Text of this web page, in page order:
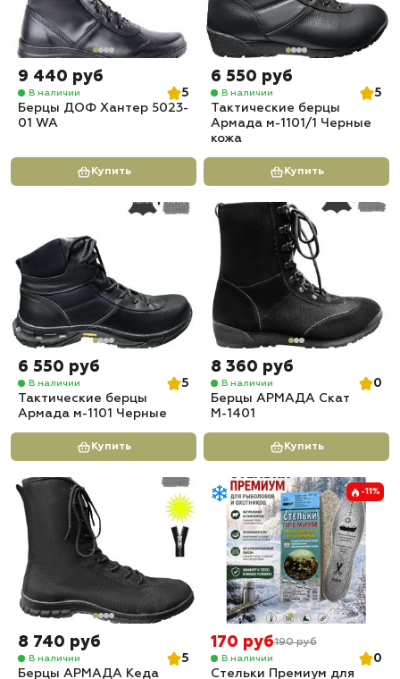
9 440 руб
В наличии
5
Берцы ДОФ Хантер 5023-
01 WA
Купить
6 550 руб
В наличии
5
Тактические берцы
Армада м-1101/1 Черные
кожа
Купить
6 550 руб
В наличии
5
Тактические берцы
Армада м-1101 Черные
Купить
8 360 руб
В наличии
0
Берцы АРМАДА Скат
М-1401
Купить
8 740 руб
В наличии
5
Берцы АРМАДА Кеда
-11%
170 руб190 руб
В наличии
0
Стельки Премиум для